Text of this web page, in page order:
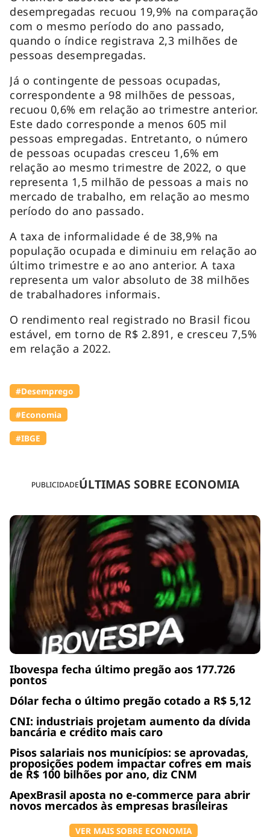
PUBLICIDADEÚLTIMAS SOBRE ECONOMIA
Ibovespa fecha último pregão aos 177.726
pontos
Dólar fecha o último pregão cotado a R$ 5,12
CNI: industriais projetam aumento da dívida
bancária e crédito mais caro
Pisos salariais nos municípios: se aprovadas,
proposições podem impactar cofres em mais
de R$ 100 bilhões por ano, diz CNM
ApexBrasil aposta no e-commerce para abrir
novos mercados às empresas brasileiras
VER MAIS SOBRE ECONOMIA
desempregadas recuou 19,9% na comparação
com o mesmo período do ano passado,
quando o índice registrava 2,3 milhões de
pessoas desempregadas.
Já o contingente de pessoas ocupadas,
correspondente a 98 milhões de pessoas,
recuou 0,6% em relação ao trimestre anterior.
Este dado corresponde a menos 605 mil
pessoas empregadas. Entretanto, o número
de pessoas ocupadas cresceu 1,6% em
relação ao mesmo trimestre de 2022, o que
representa 1,5 milhão de pessoas a mais no
mercado de trabalho, em relação ao mesmo
período do ano passado.
A taxa de informalidade é de 38,9% na
população ocupada e diminuiu em relação ao
último trimestre e ao ano anterior. A taxa
representa um valor absoluto de 38 milhões
de trabalhadores informais.
O rendimento real registrado no Brasil ficou
estável, em torno de R$ 2.891, e cresceu 7,5%
em relação a 2022.
#Desemprego
#Economia
#IBGE